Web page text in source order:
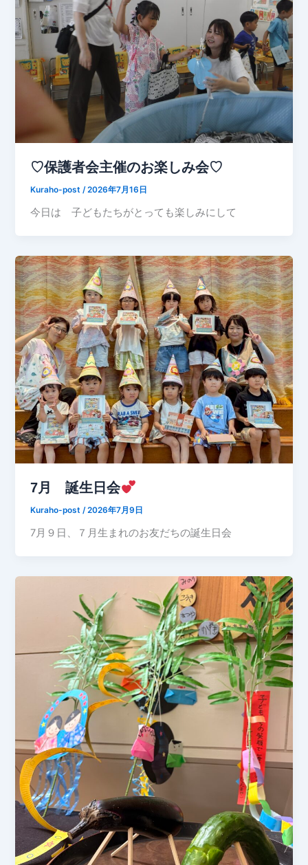
♡保護者会主催のお楽しみ会♡
Kuraho-post/2026年7月16日
今日は 子どもたちがとっても楽しみにして
7月 誕生日会
Kuraho-post/2026年7月9日
7月９日、７月生まれのお友だちの誕生日会